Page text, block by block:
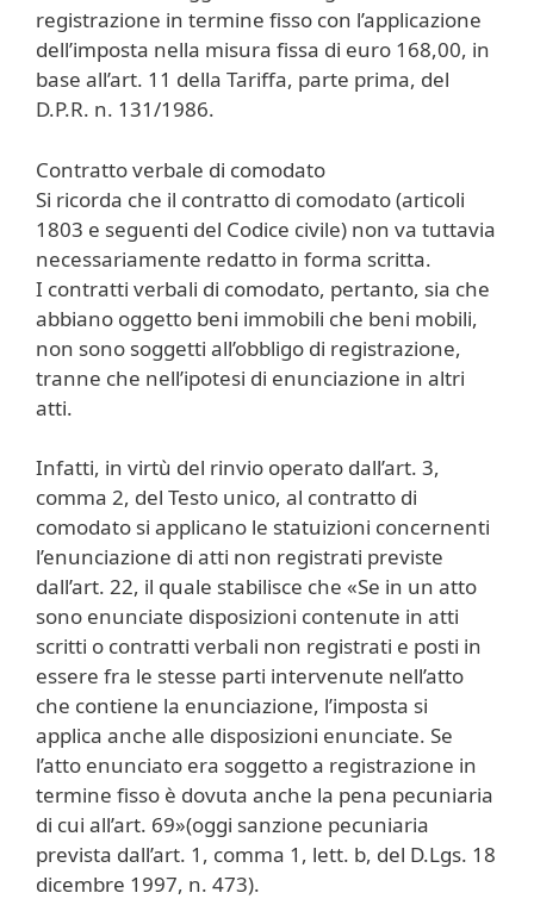
registrazione in termine fisso con l’applicazione
dell’imposta nella misura fissa di euro 168,00, in
base all’art. 11 della Tariffa, parte prima, del
D.P.R. n. 131/1986.
Contratto verbale di comodato
Si ricorda che il contratto di comodato (articoli
1803 e seguenti del Codice civile) non va tuttavia
necessariamente redatto in forma scritta.
I contratti verbali di comodato, pertanto, sia che
abbiano oggetto beni immobili che beni mobili,
non sono soggetti all’obbligo di registrazione,
tranne che nell’ipotesi di enunciazione in altri
atti.
Infatti, in virtù del rinvio operato dall’art. 3,
comma 2, del Testo unico, al contratto di
comodato si applicano le statuizioni concernenti
l’enunciazione di atti non registrati previste
dall’art. 22, il quale stabilisce che «Se in un atto
sono enunciate disposizioni contenute in atti
scritti o contratti verbali non registrati e posti in
essere fra le stesse parti intervenute nell’atto
che contiene la enunciazione, l’imposta si
applica anche alle disposizioni enunciate. Se
l’atto enunciato era soggetto a registrazione in
termine fisso è dovuta anche la pena pecuniaria
di cui all’art. 69»(oggi sanzione pecuniaria
prevista dall’art. 1, comma 1, lett. b, del D.Lgs. 18
dicembre 1997, n. 473).